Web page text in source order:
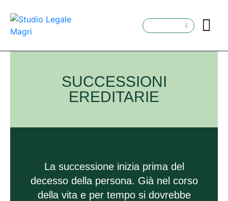
SUCCESSIONI
EREDITARIE
La successione inizia prima del
decesso della persona. Già nel corso
della vita e per tempo si dovrebbe